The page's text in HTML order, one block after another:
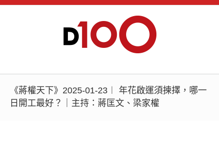
《蔣權天下》2025-01-23︱ 年花啟運須揀擇，哪一
日開工最好？｜主持：蔣匡文、梁家權